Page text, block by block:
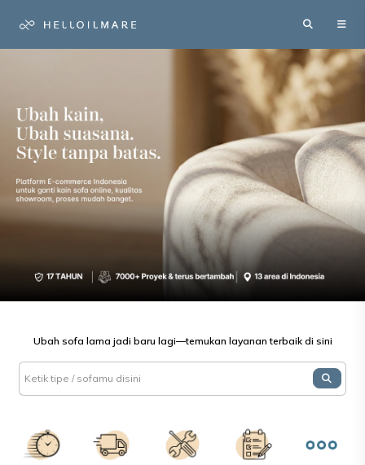
Ubah sofa lama jadi baru lagi—temukan layanan terbaik di sini